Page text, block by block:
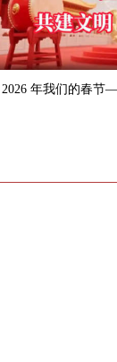
2026 年我们的春